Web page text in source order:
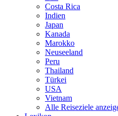
Costa Rica
Indien
Japan
Kanada
Marokko
Neuseeland
Peru
Thailand
Türkei
USA
Vietnam
Alle Reiseziele